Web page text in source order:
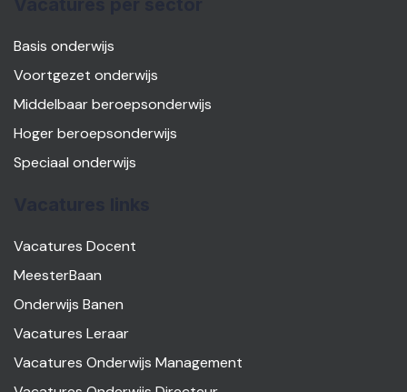
Basis onderwijs
Voortgezet onderwijs
Middelbaar beroepsonderwijs
Hoger beroepsonderwijs
Speciaal onderwijs
Vacatures Docent
MeesterBaan
Onderwijs Banen
Vacatures Leraar
Vacatures Onderwijs Management